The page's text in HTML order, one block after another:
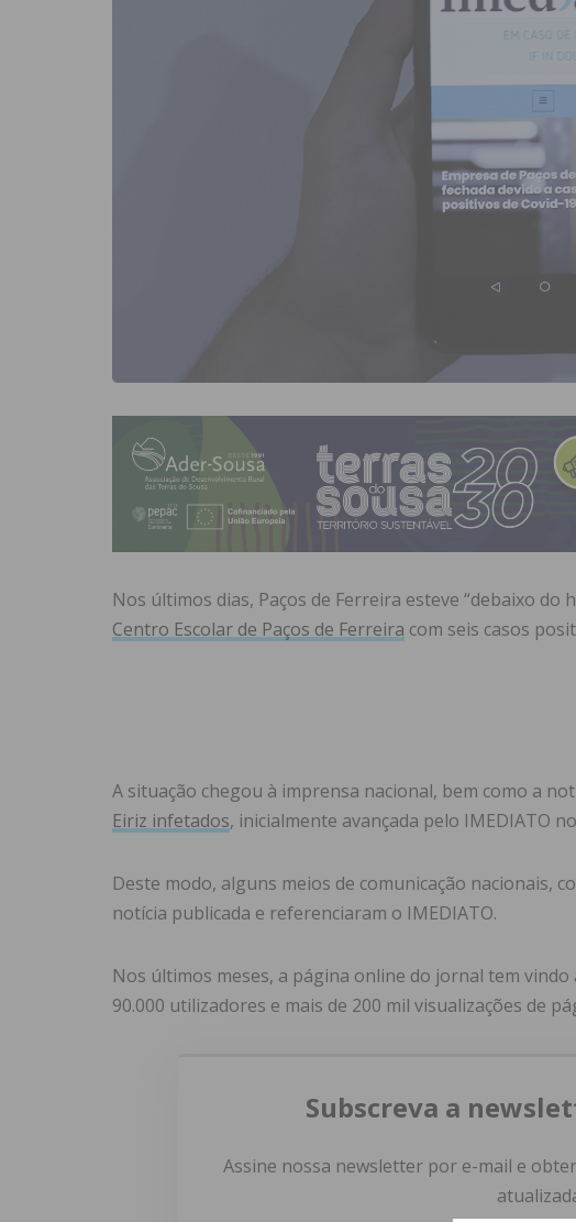
Nos últimos dias, Paços de Ferreira esteve “debaixo do
Centro Escolar de Paços de Ferreira com seis casos
A situação chegou à imprensa nacional, bem como a
Eiriz infetados, inicialmente avançada pelo IMEDIATO
Deste modo, alguns meios de comunicação nacionais,
notícia publicada e referenciaram o IMEDIATO.
Nos últimos meses, a página online do jornal tem
90.000 utilizadores e mais de 200 mil visualizações de
Subscreva a
Assine nossa newsletter por e-mail e